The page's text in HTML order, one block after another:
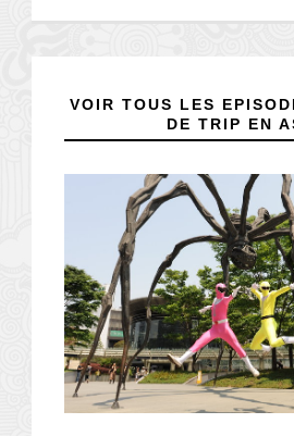
VOIR TOUS LES
DE TRIP EN